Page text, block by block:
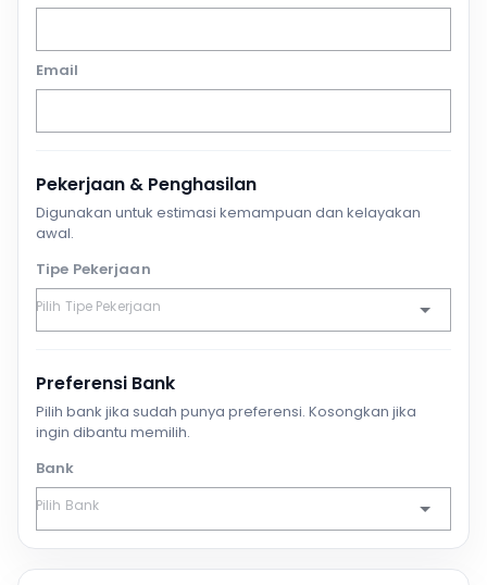
Email
Pekerjaan & Penghasilan
Digunakan untuk estimasi kemampuan dan kelayakan
awal.
Tipe Pekerjaan
Preferensi Bank
Pilih bank jika sudah punya preferensi. Kosongkan jika
ingin dibantu memilih.
Bank